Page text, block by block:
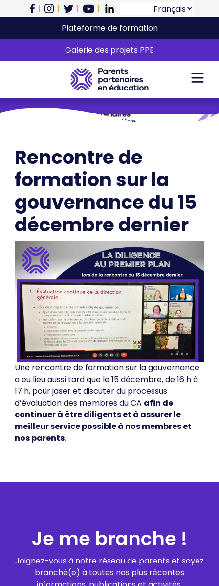
Plateforme de formation
Galerie des projets PPE
Le CA en action
Rencontre de
formation sur la
gouvernance du 15
décembre dernier
Une rencontre de formation sur la gouvernance
a eu lieu aussi tard que le 15 décembre, de 16 h à
17 h, pour jaser et discuter du processus
d’évaluation des membres du CA afin de
continuer à être diligents et à assurer le
meilleur service possible à nos membres et
nos parents.
Je me branche !
Joignez-vous à notre réseau de parents et soyez
branché(e) à toutes nos plus récentes